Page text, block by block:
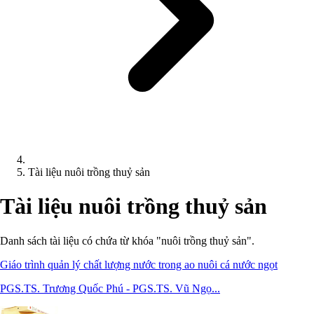
Tài liệu nuôi trồng thuỷ sản
Tài liệu nuôi trồng thuỷ sản
Danh sách tài liệu có chứa từ khóa "nuôi trồng thuỷ sản".
Giáo trình quản lý chất lượng nước trong ao nuôi cá nước ngọt
PGS.TS. Trương Quốc Phú - PGS.TS. Vũ Ngọ...